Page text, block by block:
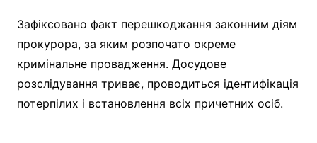
Зафіксовано факт перешкоджання законним діям
прокурора, за яким розпочато окреме
кримінальне провадження. Досудове
розслідування триває, проводиться ідентифікація
потерпілих і встановлення всіх причетних осіб.